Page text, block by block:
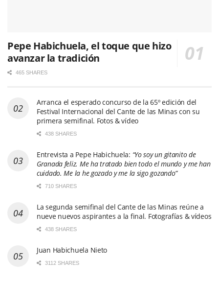
Pepe Habichuela, el toque que hizo
avanzar la tradición
465 SHARES
Arranca el esperado concurso de la 65º edición del
Festival Internacional del Cante de las Minas con su
primera semifinal. Fotos & vídeo
438 SHARES
Entrevista a Pepe Habichuela: “Yo soy un gitanito de
Granada feliz. Me ha tratado bien todo el mundo y me han
cuidado. Me la he gozado y me la sigo gozando”
710 SHARES
La segunda semifinal del Cante de las Minas reúne a
nueve nuevos aspirantes a la final. Fotografías & vídeos
438 SHARES
Juan Habichuela Nieto
3112 SHARES